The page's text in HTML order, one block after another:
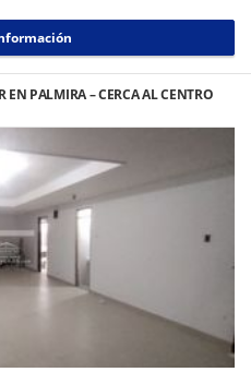
PALMIRA – CERCA AL CENTRO